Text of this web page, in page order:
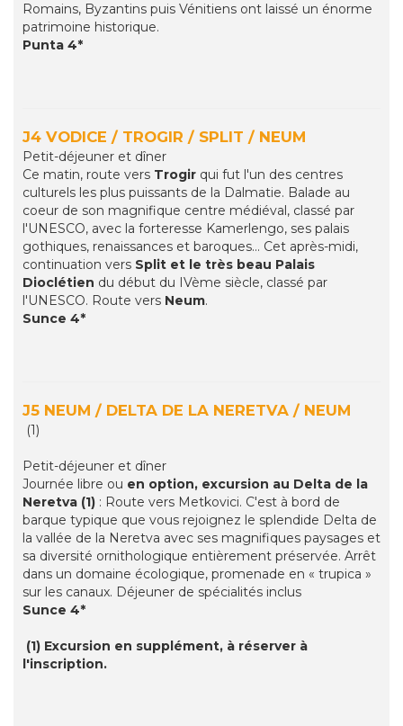
Romains, Byzantins puis Vénitiens ont laissé un énorme
patrimoine historique.
Punta 4*
J4 VODICE / TROGIR / SPLIT / NEUM
Petit-déjeuner et dîner
Ce matin, route vers Trogir qui fut l'un des centres
culturels les plus puissants de la Dalmatie. Balade au
coeur de son magnifique centre médiéval, classé par
l'UNESCO, avec la forteresse Kamerlengo, ses palais
gothiques, renaissances et baroques... Cet après-midi,
continuation vers Split et le très beau Palais
Dioclétien du début du IVème siècle, classé par
l'UNESCO. Route vers Neum.
Sunce 4*
J5 NEUM / DELTA DE LA NERETVA / NEUM
(1)
Petit-déjeuner et dîner
Journée libre ou en option, excursion au Delta de la
Neretva (1) : Route vers Metkovici. C'est à bord de
barque typique que vous rejoignez le splendide Delta de
la vallée de la Neretva avec ses magnifiques paysages et
sa diversité ornithologique entièrement préservée. Arrêt
dans un domaine écologique, promenade en « trupica »
sur les canaux. Déjeuner de spécialités inclus
Sunce 4*
(1) Excursion en supplément, à réserver à
l'inscription.